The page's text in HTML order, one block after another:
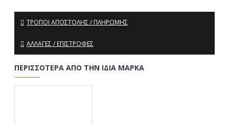
ΤΡΌΠΟΙ ΑΠΟΣΤΟΛΉΣ / ΠΛΗΡΩΜΉΣ
ΑΛΛΑΓΈΣ / ΕΠΙΣΤΡΟΦΈΣ
ΠΕΡΙΣΣΌΤΕΡΑ ΑΠΌ ΤΗΝ ΊΔΙΑ ΜΆΡΚΑ